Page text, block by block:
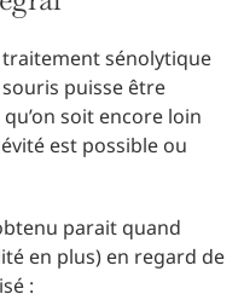
sénolytique
puisse être
soit encore loin
est possible ou
parait quand
en plus) en regard de
: